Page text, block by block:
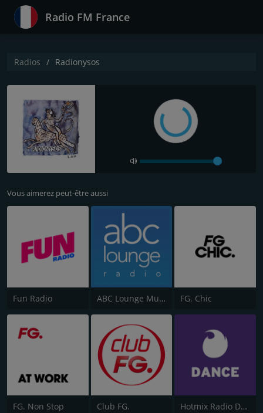
Radio FM France
Radios Radionysos
Vous aimerez peut-être aussi
Fun Radio ABC Lounge Music FG. Chic
FG. Non Stop Club FG. Hotmix Radio Dance